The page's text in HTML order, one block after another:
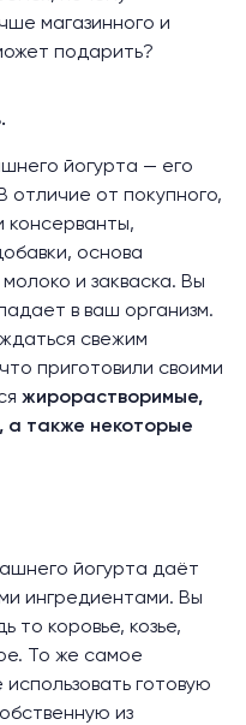
магазинного и
подарить?
йогурта — его
отличие от покупного,
консерванты,
основа
и закваска. Вы
в ваш организм.
свежим
приготовили своими
жирорастворимые,
а также некоторые
йогурта даёт
ингредиентами. Вы
то коровье, козье,
То же самое
готовую
из